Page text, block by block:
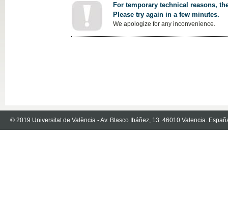
For temporary technical reasons,
Please try again in a few minutes.
We apologize for any inconvenience.
© 2019 Universitat de València - Av. Blasco Ibáñez, 13. 46010 Valencia.